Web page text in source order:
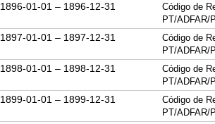
1896-01-01 – 1896-12-31
Código de
PT/ADFAR/
1897-01-01 – 1897-12-31
Código de
PT/ADFAR/
1898-01-01 – 1898-12-31
Código de
PT/ADFAR/
1899-01-01 – 1899-12-31
Código de
PT/ADFAR/